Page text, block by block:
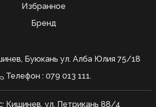
Избранное
Бренд
Буюкань ул. Алба Юлия 75/18
Телефон : 079 013 111.
Кишинев, ул. Петрикань 88/4